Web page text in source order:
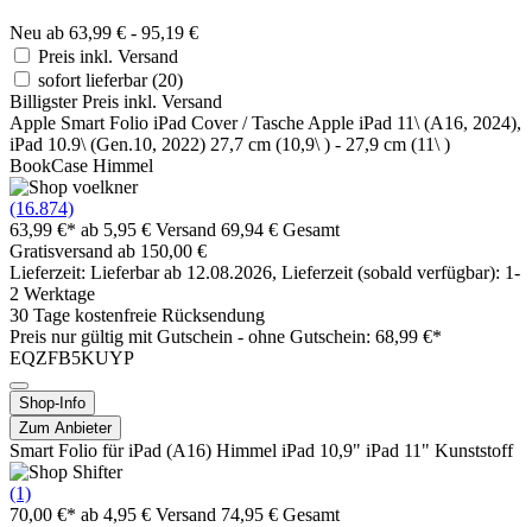
Neu ab 63,99 € - 95,19 €
Preis inkl. Versand
sofort lieferbar(20)
Billigster Preis inkl. Versand
Apple Smart Folio iPad Cover / Tasche Apple iPad 11\ (A16, 2024),
iPad 10.9\ (Gen.10, 2022) 27,7 cm (10,9\ ) - 27,9 cm (11\ )
BookCase Himmel
(16.874)
63,99 €* ab 5,95 € Versand 69,94 € Gesamt
Gratisversand ab 150,00 €
Lieferzeit: Lieferbar ab 12.08.2026, Lieferzeit (sobald verfügbar): 1-
2 Werktage
30 Tage kostenfreie Rücksendung
Preis nur gültig mit Gutschein - ohne Gutschein: 68,99 €*
EQZFB5KUYP
Shop-Info
Zum Anbieter
Smart Folio für iPad (A16) Himmel iPad 10,9" iPad 11" Kunststoff
(1)
70,00 €* ab 4,95 € Versand 74,95 € Gesamt